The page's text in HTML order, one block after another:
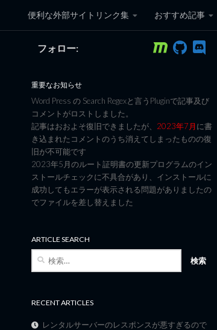
コンテンツへスキップ
便利な外部サイトリンク集 おすすめ記事
黒翼猫のコンピ
フォロー:
重要なお知らせ
Word Press の Search Regexと言うPluginで記事及び
コメントがロストしました。
記事はおおよそ復旧できましたが、 2023年7月に書
き込まれたコメントのうち消えてしまったものの復
旧が不可能です
2023年5月のルート証明書の更新プログラムのイン
ストールチェックに不具合があり、インストールに
成功してもエラーが表示される問題がありましたの
でファイルを差し替えました
ARTICLE SEARCH
RECENT ARTICLES
レンタルサーバーのレスポンスが悪すぎるので